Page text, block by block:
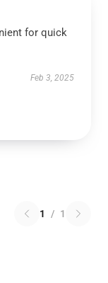
for quick
Feb 3, 2025
1 / 1